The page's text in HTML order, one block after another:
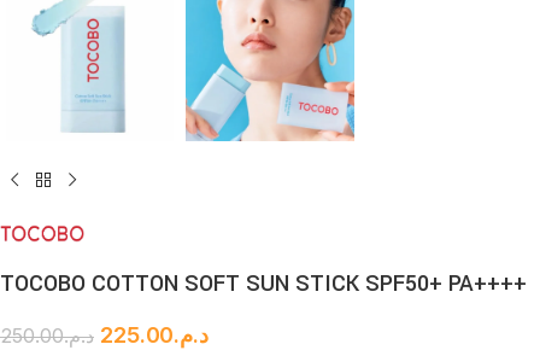
TOCOBO COTTON SOFT SUN STICK SPF50+ PA++++
د.م.250.00 د.م.225.00